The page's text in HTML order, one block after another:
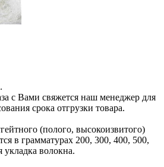
с Вами свяжется наш менеджер для
срока отгрузки товара.
(полого, высокоизвитого)
в грамматурах 200, 300, 400, 500,
укладка волокна.